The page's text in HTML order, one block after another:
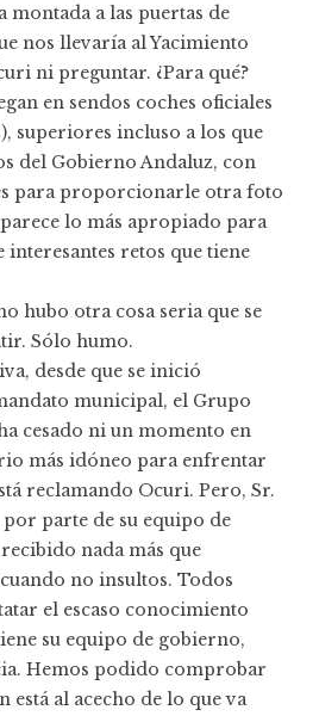
montada a las puertas de
nos llevaría al Yacimiento
ni preguntar. ¿Para qué?
en sendos coches oficiales
superiores incluso a los que
del Gobierno Andaluz, con
para proporcionarle otra foto
lo más apropiado para
retos que tiene
hubo otra cosa seria que se
Sólo humo.
desde que se inició
municipal, el Grupo
cesado ni un momento en
más idóneo para enfrentar
reclamando Ocuri. Pero, Sr.
parte de su equipo de
nada más que
no insultos. Todos
el escaso conocimiento
su equipo de gobierno,
Hemos podido comprobar
está al acecho de lo que va